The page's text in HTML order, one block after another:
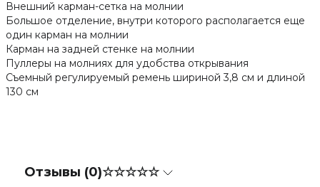
Внешний карман-сетка на молнии
Большое отделение, внутри которого располагается еще
один карман на молнии
Карман на задней стенке на молнии
Пуллеры на молниях для удобства открывания
Съемный регулируемый ремень шириной 3,8 см и длиной
130 см
Отзывы (0)☆☆☆☆☆